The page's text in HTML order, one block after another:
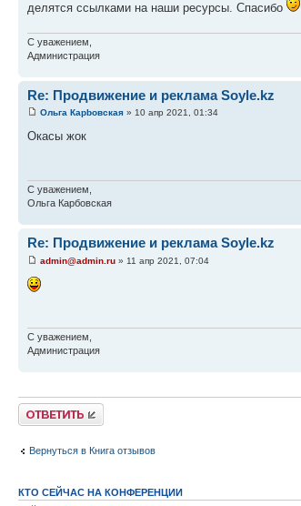
делятся ссылками на наши ресурсы. Спасибо
С уважением,
Администрация
Re: Продвижение и реклама Soyle.kz
Ольга Карbовская » 10 апр 2021, 01:34
Окасы жок
С уважением,
Ольга Карбовская
Re: Продвижение и реклама Soyle.kz
admin@admin.ru » 11 апр 2021, 07:04
С уважением,
Администрация
Ответить
Вернуться в Книга отзывов
КТО СЕЙЧАС НА КОНФЕРЕНЦИИ